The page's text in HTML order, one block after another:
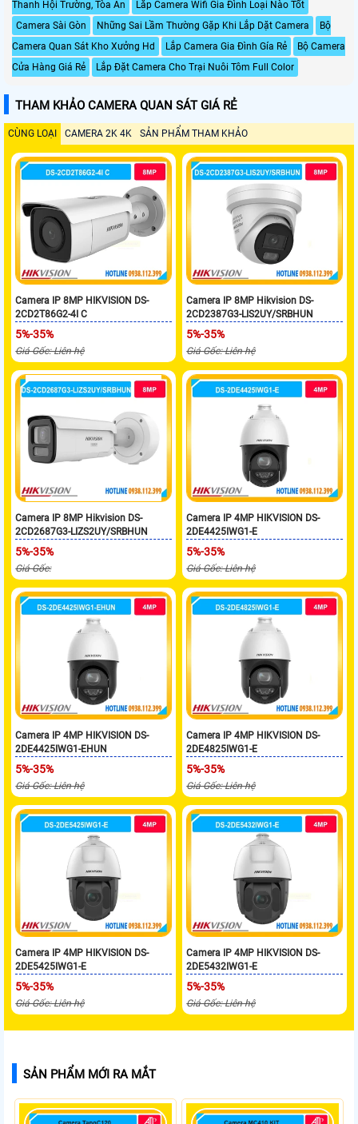
Thanh Hội Trường, Tòa Án
Lắp Camera Wifi Gia Đình Loại Nào Tốt
Camera Sài Gòn
Những Sai Lầm Thường Gặp Khi Lắp Dặt Camera
Bộ
Camera Quan Sát Kho Xưởng Hd
Lắp Camera Gia Đình Gía Rẻ
Bộ Camera
Cửa Hàng Giá Rẻ
Lắp Đặt Camera Cho Trại Nuôi Tôm Full Color
THAM KHẢO CAMERA QUAN SÁT GIÁ RẺ
CÙNG LOẠI CAMERA 2K 4K SẢN PHẨM THAM KHẢO
Camera IP 8MP HIKVISION DS-
2CD2T86G2-4I C
5%-35%
Giá Gốc: Liên hệ
Camera IP 8MP Hikvision DS-
2CD2387G3-LIS2UY/SRBHUN
5%-35%
Giá Gốc: Liên hệ
Camera IP 8MP Hikvision DS-
2CD2687G3-LIZS2UY/SRBHUN
5%-35%
Giá Gốc:
Camera IP 4MP HIKVISION DS-
2DE4425IWG1-E
5%-35%
Giá Gốc: Liên hệ
Camera IP 4MP HIKVISION DS-
2DE4425IWG1-EHUN
5%-35%
Giá Gốc: Liên hệ
Camera IP 4MP HIKVISION DS-
2DE4825IWG1-E
5%-35%
Giá Gốc: Liên hệ
Camera IP 4MP HIKVISION DS-
2DE5425IWG1-E
5%-35%
Giá Gốc: Liên hệ
Camera IP 4MP HIKVISION DS-
2DE5432IWG1-E
5%-35%
Giá Gốc: Liên hệ
SẢN PHẨM MỚI RA MẮT